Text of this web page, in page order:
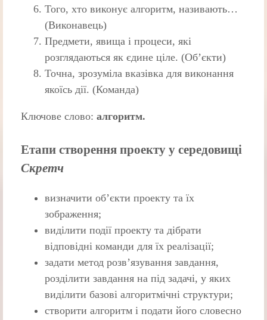
Того, хто виконує алгоритм, називають…
(Виконавець)
Предмети, явища і процеси, які
розглядаються як єдине ціле. (Об’єкти)
Точна, зрозуміла вказівка для виконання
якоїсь дії. (Команда)
Ключове слово: алгоритм.
Етапи створення проекту у середовищі
Скретч
визначити об’єкти проекту та їх
зображення;
виділити події проекту та дібрати
відповідні команди для їх реалізації;
задати метод розв’язування завдання,
розділити завдання на під задачі, у яких
виділити базові алгоритмічні структури;
створити алгоритм і подати його словесно